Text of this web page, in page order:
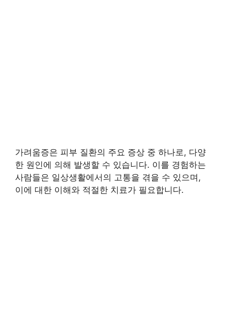
가려움증은 피부 질환의 주요 증상 중 하나로, 다양
한 원인에 의해 발생할 수 있습니다. 이를 경험하는
사람들은 일상생활에서의 고통을 겪을 수 있으며,
이에 대한 이해와 적절한 치료가 필요합니다.